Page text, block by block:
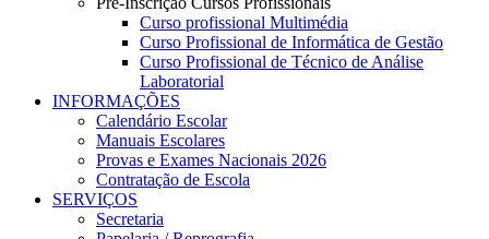
Curso profissional Multimédia
Curso Profissional de Informática de Gestão
Curso Profissional de Técnico de Análise
Laboratorial
INFORMAÇÕES
Calendário Escolar
Manuais Escolares
Provas e Exames Nacionais 2026
Contratação de Escola
SERVIÇOS
Secretaria